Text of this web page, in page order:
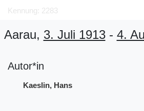
Kennung: 2283
Aarau, 3. Juli 1913- 4.
Autor*in
Kaeslin, Hans